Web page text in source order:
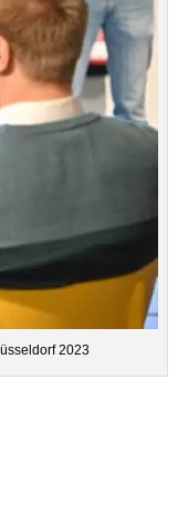
2023